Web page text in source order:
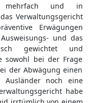
mehrfach und in
Verwaltungsgericht
Erwägungen
und das
gewichtet und
sowohl bei der Frage
der Abwägung einen
Ausländer noch eine
habe